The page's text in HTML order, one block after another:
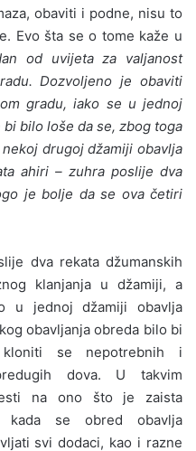
obaviti i podne, nisu to
Evo šta se o tome kaže u
od uvijeta za valjanost
Dozvoljeno je obaviti
gradu, iako se u jednoj
bilo loše da se, zbog toga
drugoj džamiji obavlja
ahiri – zuhra poslije dva
je bolje da se ova četiri
dva rekata džumanskih
klanjanja u džamiji, a
u jednoj džamiji obavlja
obavljanja obreda bilo bi
se nepotrebnih i
dova. U takvim
na ono što je zaista
kada se obred obavlja
svi dodaci, kao i razne